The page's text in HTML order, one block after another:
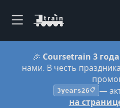
🎉 Coursetrain 3
нами. В честь
3years26📋 —
на